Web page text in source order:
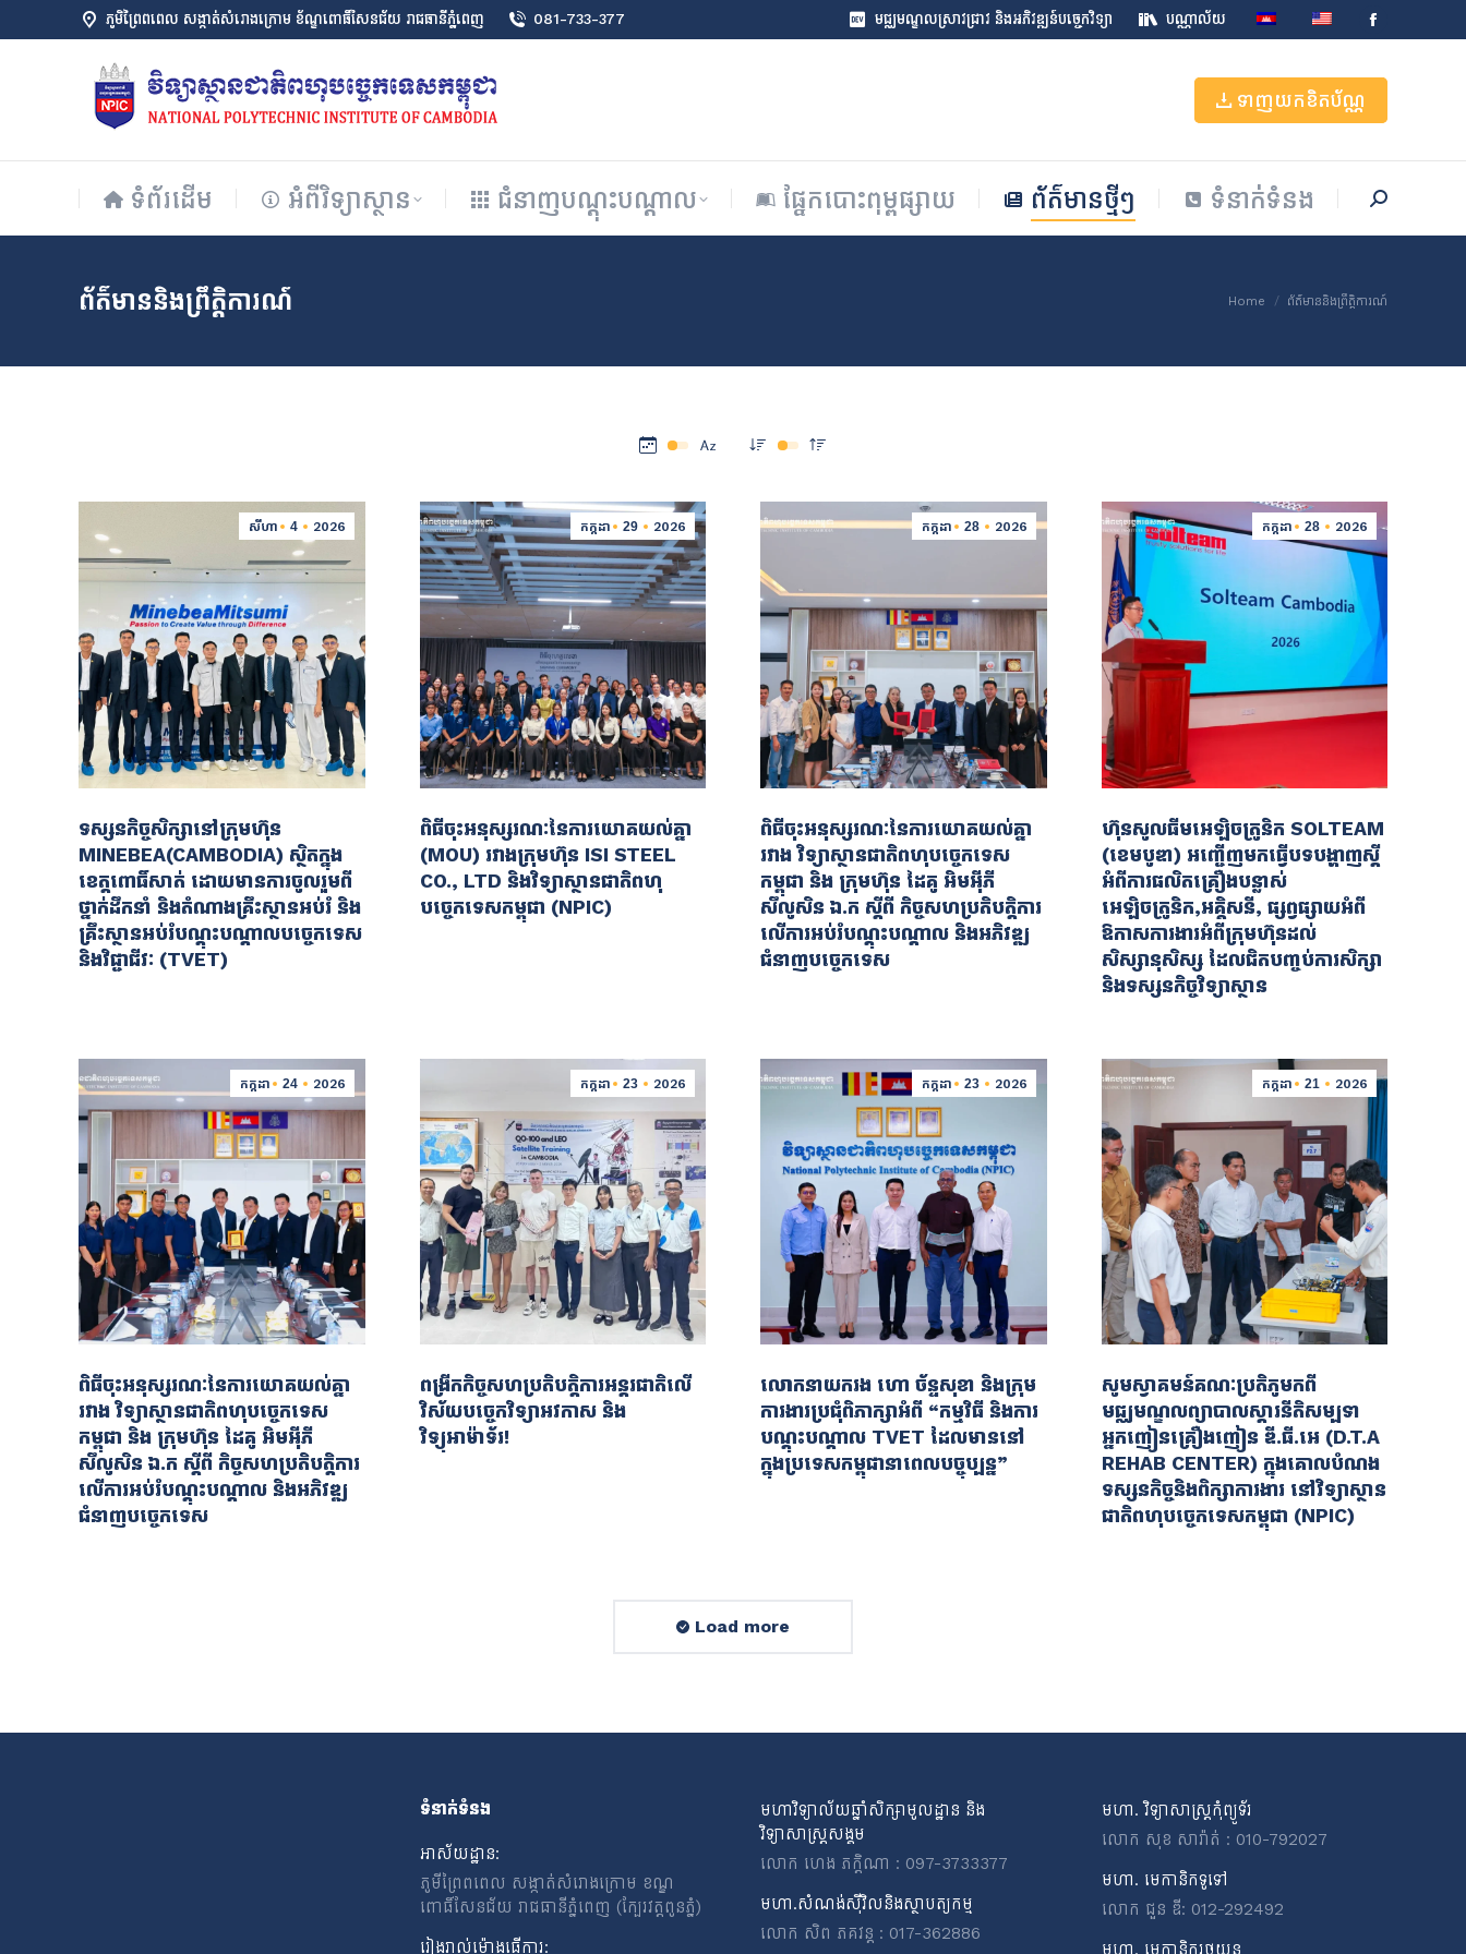
ភូមិព្រៃពពេល សង្កាត់សំរោងក្រោម ខ័ណ្ឌពោធិ៍សែនជ័យ រាជធានីភ្នំពេញ 081-733-377 មជ្ឈមណ្ឌលស្រាវជ្រាវ និងអភិវឌ្ឍន៍បច្ចេកវិទ្យា បណ្ណាល័យ
Facebook
opens
in
ទាញយកខិតប័ណ្ណ
ទំព័រដើម អំពីវិទ្យាស្ថាន ជំនាញបណ្តុះបណ្តាល ផ្នែកបោះពុម្ពផ្សាយ ព័ត៌មានថ្មីៗ ទំនាក់ទំនង Search:
ព័ត៌មាននិងព្រឹត្តិការណ៍ You are here:
Home ព័ត៌មាននិងព្រឹត្តិការណ៍
សីហា 4 2026
ទស្សនកិច្ចសិក្សានៅក្រុមហ៊ុន
MINEBEA(CAMBODIA) ស្ថិតក្នុង
ខេត្តពោធិ៍សាត់ ដោយមានការចូលរួមពី
ថ្នាក់ដឹកនាំ និងតំណាងគ្រឹះស្ថានអប់រំ និង
គ្រឹះស្ថានអប់រំបណ្តុះបណ្តាលបច្ចេកទេស
និងវិជ្ជាជីវៈ (TVET)
កក្កដា 29 2026
ពិធីចុះអនុស្សរណៈនៃការយោគយល់គ្នា
(MOU) រវាងក្រុមហ៊ុន ISI STEEL
CO., LTD និងវិទ្យាស្ថានជាតិពហុ
បច្ចេកទេសកម្ពុជា (NPIC)
កក្កដា 28 2026
ពិធីចុះអនុស្សរណៈនៃការយោគយល់គ្នា
រវាង វិទ្យាស្ថានជាតិពហុបច្ចេកទេស
កម្ពុជា និង ក្រុមហ៊ុន ដៃគូ អិមអ៊ីភី
សឹលូសិន ឯ.ក ស្ដីពី កិច្ចសហប្រតិបត្តិការ
លើការអប់រំបណ្ដុះបណ្ដាល និងអភិវឌ្ឍ
ជំនាញបច្ចេកទេស
កក្កដា 28 2026
ហ៊ុនសូលធីមអេឡិចត្រូនិក SOLTEAM
(ខេមបូឌា) អញ្ជើញមកធ្វើបទបង្ហាញស្តី
អំពីការផលិតគ្រឿងបន្លាស់
អេឡិចត្រូនិក,អគ្គិសនី, ផ្សព្វផ្សាយអំពី
ឱកាសការងារអំពីក្រុមហ៊ុនដល់
សិស្សានុសិស្ស ដែលជិតបញ្ចប់ការសិក្សា
និងទស្សនកិច្ចវិទ្យាស្ថាន
កក្កដា 24 2026
ពិធីចុះអនុស្សរណៈនៃការយោគយល់គ្នា
រវាង វិទ្យាស្ថានជាតិពហុបច្ចេកទេស
កម្ពុជា និង ក្រុមហ៊ុន ដៃគូ អិមអ៊ីភី
សឹលូសិន ឯ.ក ស្ដីពី កិច្ចសហប្រតិបត្តិការ
លើការអប់រំបណ្ដុះបណ្ដាល និងអភិវឌ្ឍ
ជំនាញបច្ចេកទេស
កក្កដា 23 2026
ពង្រីកកិច្ចសហប្រតិបត្តិការអន្តរជាតិលើ
វិស័យបច្ចេកវិទ្យាអវកាស និង
វិទ្យុអាម៉ាទ័រ!
កក្កដា 23 2026
លោកនាយករង ហោ ច័ន្ទសុខា និងក្រុម
ការងារប្រជុំពិភាក្សាអំពី “កម្មវិធី និងការ
បណ្តុះបណ្តាល TVET ដែលមាននៅ
ក្នុងប្រទេសកម្ពុជានាពេលបច្ចុប្បន្ន”
កក្កដា 21 2026
សូមស្វាគមន៍គណៈប្រតិភូមកពី​​​
មជ្ឈមណ្ឌលព្យាបាលស្ដារនីតិសម្បទា
អ្នកញៀនគ្រឿងញៀន ឌី.ធី.អេ (D.T.A
REHAB CENTER) ក្នុងគោលបំណង
ទស្សនកិច្ចនិងពិក្សាការងារ នៅវិទ្យាស្ថាន
ជាតិពហុបច្ចេកទេសកម្ពុជា (NPIC)
Load more
ទំនាក់ទំនង
អាស័យដ្ឋាន:
ភូមីព្រៃពពេល សង្កាត់សំរោងក្រោម ខណ្ឌ
ពោធិ៍សែនជ័យ រាជធានីភ្នំពេញ (ក្បែរវត្តពូនភ្នំ)
រៀងរាល់ម៉ោងធ្វើការ:
មហាវិទ្យាល័យឆ្នាំសិក្សាមូលដ្ឋាន និង
វិទ្យាសាស្ត្រសង្គម
លោក ហេង ភក្តិណា : 097-3733377
មហា.សំណង់ស៊ីវិលនិងស្ថាបត្យកម្ម
លោក សិព ភគវន្ត : 017-362886
មហា. វិទ្យាសាស្ត្រកុំព្យូទ័រ
លោក សុខ សារ៉ាត់ : 010-792027
មហា. មេកានិកទូទៅ
លោក ជួន ឌី: 012-292492
មហា. មេកានិករថយន្ត
ទំព័រដើម អំពីវិទ្យាស្ថាន ជំនាញបណ្តុះបណ្តាល ផ្នែកបោះពុម្ពផ្សាយ ព័ត៌មានថ្មីៗ ទំនាក់ទំនង Search: